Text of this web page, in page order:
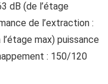
dB (de l’étage
de l’extraction :
max) puissance
: 150/120